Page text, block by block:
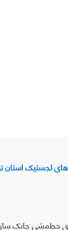
لجستیک استان
خط‌مشی چابک